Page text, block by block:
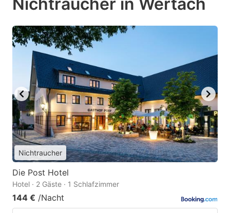
Nichtraucher
Die Post Hotel
Hotel · 2 Gäste · 1 Schlafzimmer
144 € /Nacht